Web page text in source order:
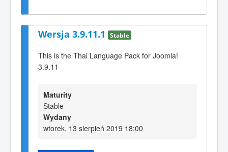
Wersja 3.9.11.1 Stable
This is the Thai Language Pack for Joomla!
3.9.11
Maturity
Stable
Wydany
wtorek, 13 sierpień 2019 18:00